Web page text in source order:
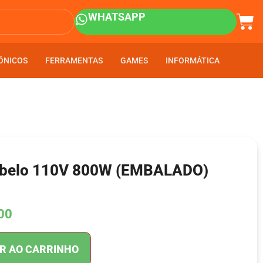
WHATSAPP
FERRAMENTAS GAMES INFORMÁTICA
FERRAMENTAS GAMES INFORMÁTICA
110V 800W (EMBALADO)
AO CARRINHO